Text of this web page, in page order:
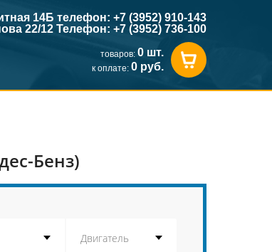
14Б телефон: +7 (3952) 910-143
22/12 Телефон: +7 (3952) 736-100
товаров: 0 шт.
к оплате: 0 руб.
Бенз)